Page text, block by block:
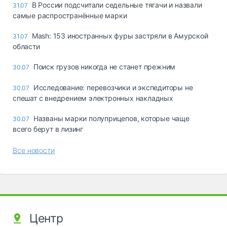
31.07
В России подсчитали седельные тягачи и назвали
самые распространённые марки
31.07
Mash: 153 иностранных фуры застряли в Амурской
области
30.07 Поиск грузов никогда не станет прежним
30.07
Исследование: перевозчики и экспедиторы не
спешат с внедрением электронных накладных
30.07
Названы марки полуприцепов, которые чаще
всего берут в лизинг
Все новости
Центр